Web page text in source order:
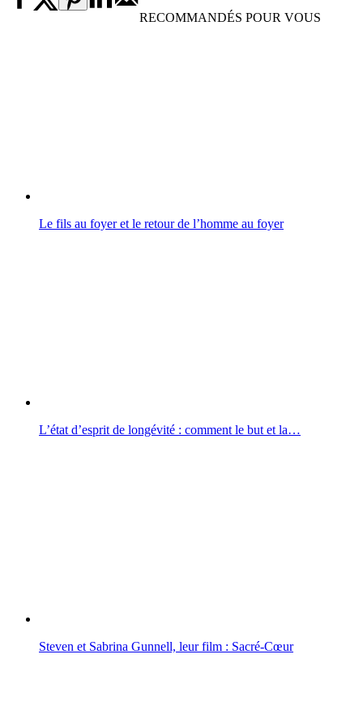
RECOMMANDÉS POUR VOUS
Le fils au foyer et le retour de l’homme au foyer
L’état d’esprit de longévité : comment le but et la…
Steven et Sabrina Gunnell, leur film : Sacré-Cœur